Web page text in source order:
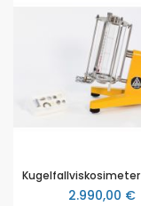
2.990,00 €